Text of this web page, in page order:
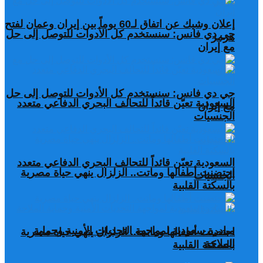
جي دي فانس: سنستخدم كل الأدوات للتوصل إلى حل
مع إيران
السعودية تعيّن قائداً للتحالف البحري الدفاعي متعدد
الجنسيات
احتضنت أطفالها وماتت.. الزلزال ينهي حياة مصرية
بالسكتة القلبية
مبادرة سعودية لمواجهة التحديات الأمنية وحماية
الملاحة
إعلان وشيك عن اتفاق لـ60 يوماً بين إيران وعمان لفتح
هرمز
جي دي فانس: سنستخدم كل الأدوات للتوصل إلى حل
مع إيران
السعودية تعيّن قائداً للتحالف البحري الدفاعي متعدد
الجنسيات
احتضنت أطفالها وماتت.. الزلزال ينهي حياة مصرية
بالسكتة القلبية